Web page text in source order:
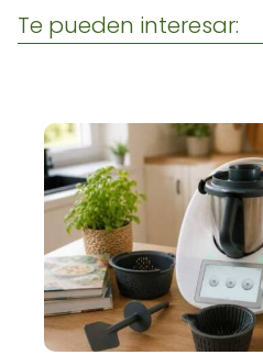
Te pueden interesar: